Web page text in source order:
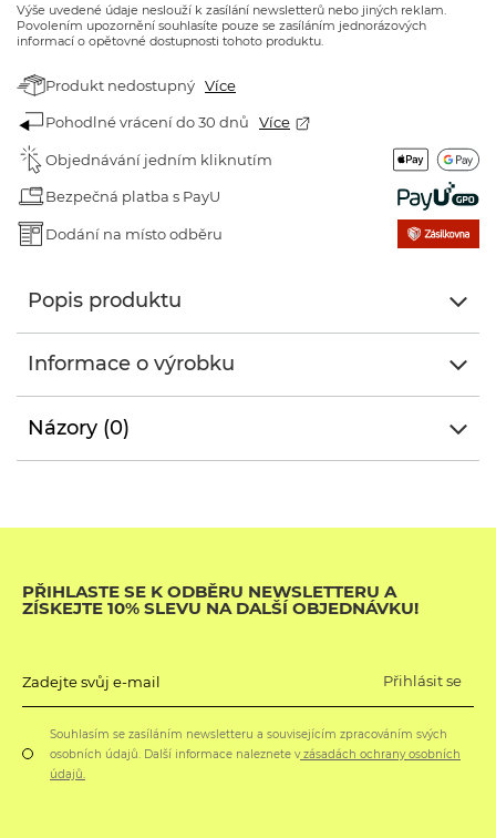
Výše uvedené údaje neslouží k zasílání newsletterů nebo jiných reklam.
Povolením upozornění souhlasíte pouze se zasíláním jednorázových
informací o opětovné dostupnosti tohoto produktu.
Produkt nedostupný Více
Pohodlné vrácení do 30 dnů Více
Objednávání jedním kliknutím
Bezpečná platba s PayU
Dodání na místo odběru
Popis produktu
Informace o výrobku
Názory (0)
PŘIHLASTE SE K ODBĚRU NEWSLETTERU A
ZÍSKEJTE 10% SLEVU NA DALŠÍ OBJEDNÁVKU!
Zadejte svůj e-mail Přihlásit se
Souhlasím se zasíláním newsletteru a souvisejícím zpracováním svých
osobních údajů. Další informace naleznete vzásadách ochrany osobních
údajů.